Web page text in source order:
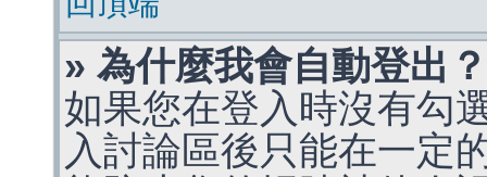
» 為什麼我會自動登出？
如果您在登入時沒有勾
入討論區後只能在一定